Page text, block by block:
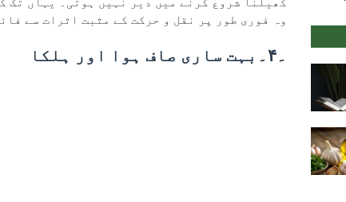
وہ فوری طور پر نقل و حرکت کے مثبت اثرات سے
۔۴۔بہت ساری صاف ہوا اور ہلکا